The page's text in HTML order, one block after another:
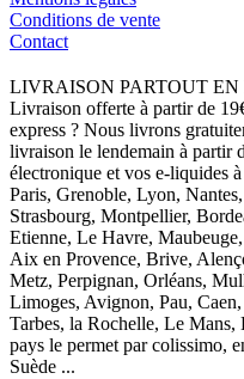
Conditions de vente
Contact
LIVRAISON PARTOUT EN
Livraison offerte à partir de
express ? Nous livrons
livraison le lendemain à partir
électronique et vos e-liquides
Paris, Grenoble, Lyon,
Strasbourg, Montpellier,
Etienne, Le Havre,
Aix en Provence, Brive,
Metz, Perpignan, Orléans,
Limoges, Avignon, Pau,
Tarbes, la Rochelle, Le
pays le permet par colissimo,
Suède ...